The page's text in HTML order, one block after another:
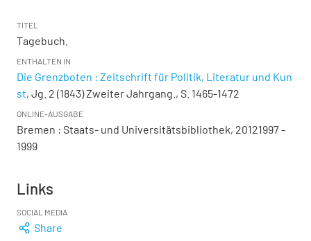
TITEL
Tagebuch.
ENTHALTEN IN
Die Grenzboten : Zeitschrift für Politik, Literatur und Kun
st, Jg. 2 (1843) Zweiter Jahrgang., S. 1465-1472
ONLINE-AUSGABE
Bremen : Staats- und Universitätsbibliothek, 20121997 -
1999
Links
SOCIAL MEDIA
Share